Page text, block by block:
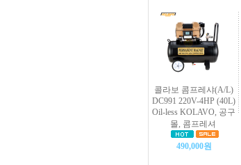
콜라보 콤프레샤(A/L)
DC991 220V-4HP (40L)
Oil-less KOLAVO, 공구
몰, 콤프레셔
490,000원